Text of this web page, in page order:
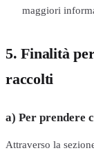
maggiori
5. Finalità
raccolti
a) Per prendere
Attraverso la